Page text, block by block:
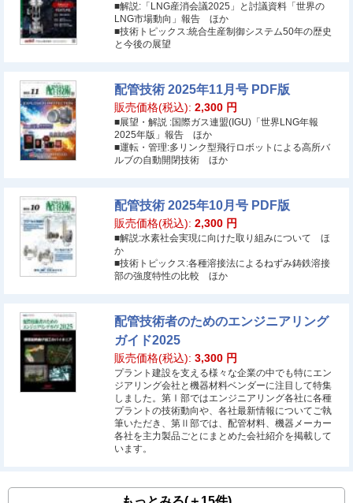
■解説:「LNG産消会議2025」と討議資料「世界の
LNG市場動向」報告 ほか
■技術トピックス:統合生産制御システム50年の歴史
と今後の展望
配管技術 2025年11月号 PDF版
販売価格(税込): 2,300 円
■展望・解説 :国際ガス連盟(IGU)「世界LNG年報
2025年版」報告 ほか
■運転・管理:多リンク型飛行ロボットによる高所バ
ルブの自動開閉技術 ほか
配管技術 2025年10月号 PDF版
販売価格(税込): 2,300 円
■解説:水素社会実現に向けた取り組みについて ほ
か
■技術トピックス:各種溶接法によるねずみ鋳鉄溶接
部の強度特性の比較 ほか
配管技術者のためのエンジニアリング
ガイド2025
販売価格(税込): 3,300 円
プラント建設を支える様々な企業の中でも特にエン
ジアリング会社と機器材料ベンダーに注目して特集
しました。第Ⅰ部ではエンジニアリング各社に各種
プラントの技術動向や、各社最新情報についてご執
筆いただき、第Ⅱ部では、配管材料、機器メーカー
各社を主力製品ごとにまとめた会社紹介を掲載して
います。